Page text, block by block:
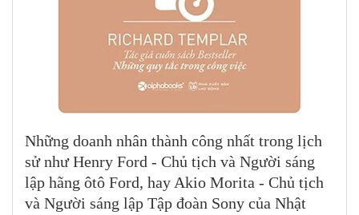
Những doanh nhân thành công nhất trong lịch
sử như Henry Ford - Chủ tịch và Người sáng
lập hãng ôtô Ford, hay Akio Morita - Chủ tịch
và Người sáng lập Tập đoàn Sony của Nhật